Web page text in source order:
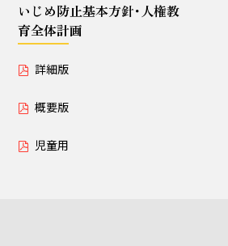
いじめ防止基本方針･人権
詳細版
児童用
いじめ防止基本方針･人権教
育全体計画
詳細版
概要版
児童用